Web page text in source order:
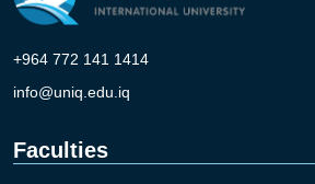
+964 772 141 1414
info@uniq.edu.iq
Faculties